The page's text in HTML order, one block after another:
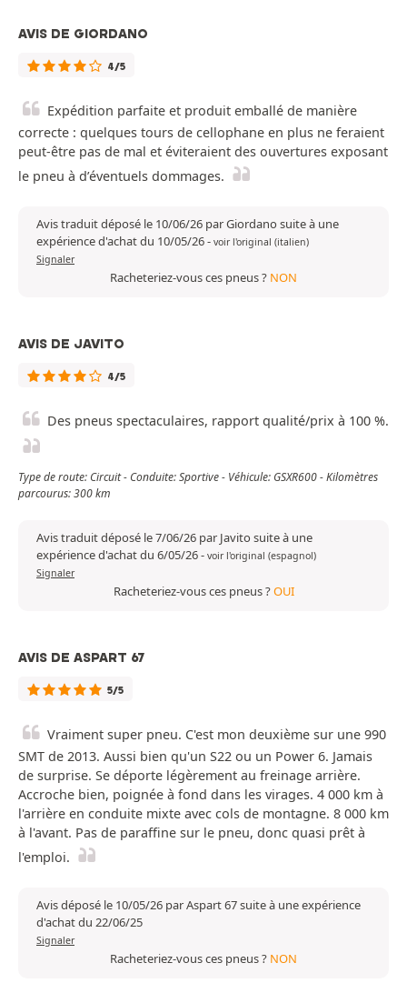
AVIS DE GIORDANO
4/5
Expédition parfaite et produit emballé de manière
correcte : quelques tours de cellophane en plus ne feraient
peut-être pas de mal et éviteraient des ouvertures exposant
le pneu à d’éventuels dommages.
Avis traduit déposé le 10/06/26 par Giordano suite à une
expérience d'achat du 10/05/26- voir l'original (italien)
Signaler
Racheteriez-vous ces pneus ? NON
AVIS DE JAVITO
4/5
Des pneus spectaculaires, rapport qualité/prix à 100 %.
Type de route: Circuit - Conduite: Sportive - Véhicule: GSXR600 - Kilomètres
parcourus: 300 km
Avis traduit déposé le 7/06/26 par Javito suite à une
expérience d'achat du 6/05/26- voir l'original (espagnol)
Signaler
Racheteriez-vous ces pneus ?OUI
AVIS DE ASPART 67
5/5
Vraiment super pneu. C'est mon deuxième sur une 990
SMT de 2013. Aussi bien qu'un S22 ou un Power 6. Jamais
de surprise. Se déporte légèrement au freinage arrière.
Accroche bien, poignée à fond dans les virages. 4 000 km à
l'arrière en conduite mixte avec cols de montagne. 8 000 km
à l'avant. Pas de paraffine sur le pneu, donc quasi prêt à
l'emploi.
Avis déposé le 10/05/26 par Aspart 67 suite à une expérience
d'achat du 22/06/25
Signaler
Racheteriez-vous ces pneus ? NON